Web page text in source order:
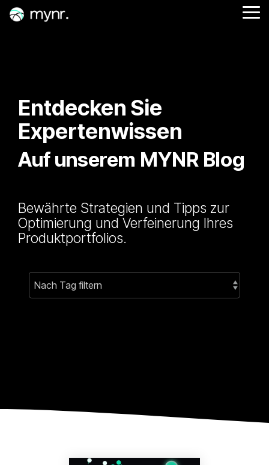
Skip
to
Entdecken Sie
Expertenwissen
Auf unserem MYNR Blog
Bewährte Strategien und Tipps zur
Optimierung und Verfeinerung Ihres
Produktportfolios.